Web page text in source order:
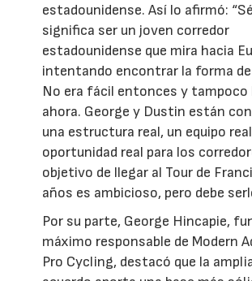
estadounidense. Así lo afirmó:
significa ser un joven corredor
estadounidense que mira hacia
intentando encontrar la forma de
No era fácil entonces y tampoco
ahora. George y Dustin están
una estructura real, un equipo
oportunidad real para los
objetivo de llegar al Tour de
años es ambicioso, pero debe
Por su parte, George Hincapie,
máximo responsable de Modern
Pro Cycling, destacó que la